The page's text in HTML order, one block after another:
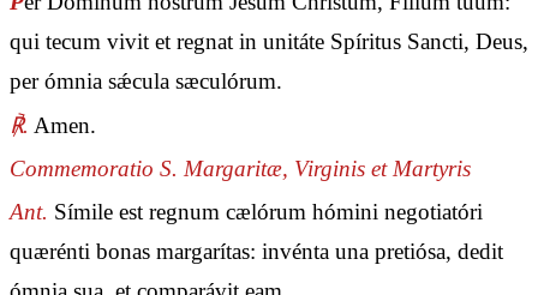
qui tecum vivit et regnat in unitáte Spíritus Sancti, Deus,
per ómnia sǽcula sæculórum.
℟. Amen.
Commemoratio S. Margaritæ, Virginis et Martyris
Ant. Símile est regnum cælórum hómini negotiatóri
quærénti bonas margarítas: invénta una pretiósa, dedit